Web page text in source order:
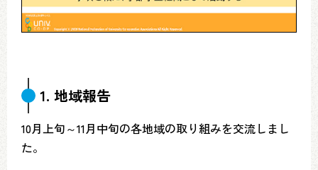
1. 地域報告
10月上旬～11月中旬の各地域の取り組みを交流しまし
た。